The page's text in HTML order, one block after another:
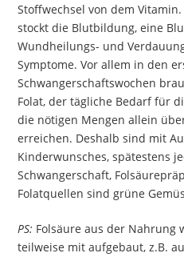
Stoffwechsel von dem
stockt die Blutbildung, eine
Wundheilungs- und
Symptome. Vor allem in den
Schwangerschaftswochen
Folat, der tägliche Bedarf für
die nötigen Mengen allein
erreichen. Deshalb sind mit
Kinderwunsches, spätestens
Schwangerschaft,
Folatquellen sind grüne
PS: Folsäure aus der Nahrung
teilweise mit aufgebaut, z.B.